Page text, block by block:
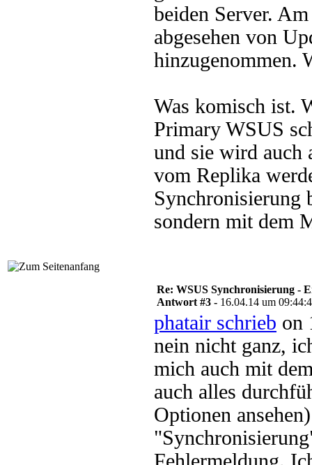
beiden Server.
abgesehen von
hinzugenommen.
Was komisch ist.
Primary WSUS
und sie wird auch
vom Replika
Synchronisierung
sondern mit dem
Re: WSUS Synchronisierung -
Antwort #3 - 16.04.14 um
phatair schrieb on
nein nicht ganz,
mich auch mit
auch alles
Optionen